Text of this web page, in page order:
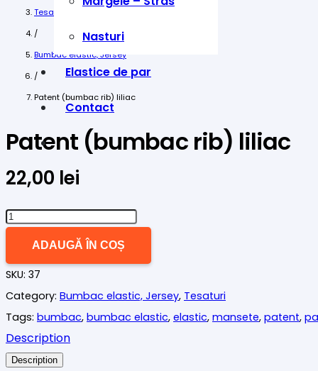
Nasturi
Elastice de par
Contact
Tesaturi
/
Bumbac elastic, Jersey
/
Patent (bumbac rib) liliac
Patent (bumbac rib) liliac
22,00 lei
Cantitate
Patent
(bumbac
rib)
liliac
ADAUGĂ ÎN COȘ
SKU: 37
Category: Bumbac elastic, Jersey, Tesaturi
Tags: bumbac, bumbac elastic, elastic, mansete, patent,
Description
Description